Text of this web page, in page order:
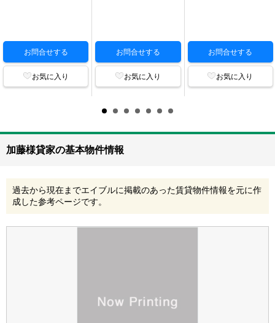
お問合せする
お気に入り
お問合せする
お気に入り
お問合せする
お気に入り
加藤様貸家の基本物件情報
過去から現在までエイブルに掲載のあった賃貸物件情報を元に作
成した参考ページです。